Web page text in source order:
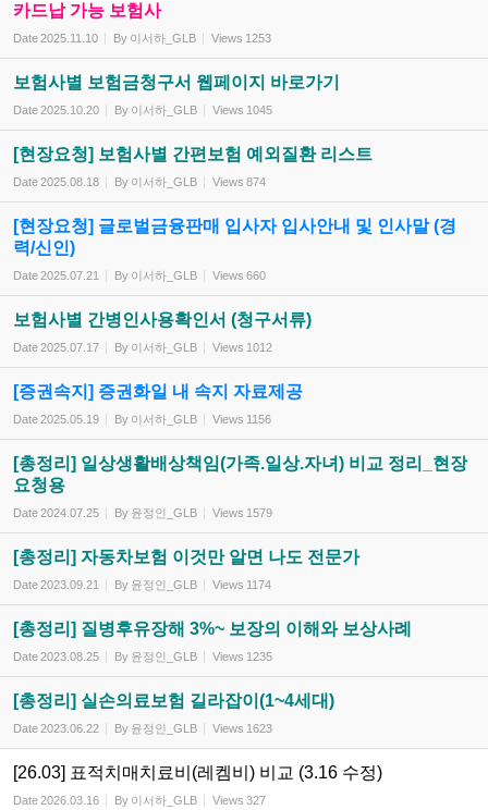
카드납 가능 보험사
Date2025.11.10 By 이서하_GLB Views 1253
보험사별 보험금청구서 웹페이지 바로가기
Date2025.10.20 By 이서하_GLB Views 1045
[현장요청] 보험사별 간편보험 예외질환 리스트
Date2025.08.18 By 이서하_GLB Views 874
[현장요청] 글로벌금융판매 입사자 입사안내 및 인사말 (경
력/신인)
Date2025.07.21 By 이서하_GLB Views 660
보험사별 간병인사용확인서 (청구서류)
Date2025.07.17 By 이서하_GLB Views 1012
[증권속지] 증권화일 내 속지 자료제공
Date2025.05.19 By 이서하_GLB Views 1156
[총정리] 일상생활배상책임(가족.일상.자녀) 비교 정리_현장
요청용
Date2024.07.25 By 윤정인_GLB Views 1579
[총정리] 자동차보험 이것만 알면 나도 전문가
Date2023.09.21 By 윤정인_GLB Views 1174
[총정리] 질병후유장해 3%~ 보장의 이해와 보상사례
Date2023.08.25 By 윤정인_GLB Views 1235
[총정리] 실손의료보험 길라잡이(1~4세대)
Date2023.06.22 By 윤정인_GLB Views 1623
[26.03] 표적치매치료비(레켐비) 비교 (3.16 수정)
Date2026.03.16 By 이서하_GLB Views 327